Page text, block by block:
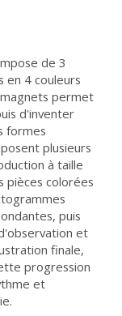
de 3
en 4 couleurs
permet
d'inventer
formes
plusieurs
à taille
pièces colorées
puis
et
finale,
progression
et